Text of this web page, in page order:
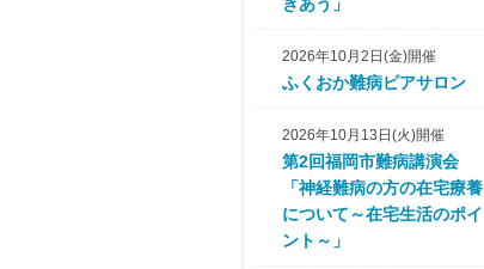
きあう」
2026年10月2日(金)開催
ふくおか難病ピアサロン
2026年10月13日(火)開催
第2回福岡市難病講演会
「神経難病の方の在宅療養
について～在宅生活のポイ
ント～」